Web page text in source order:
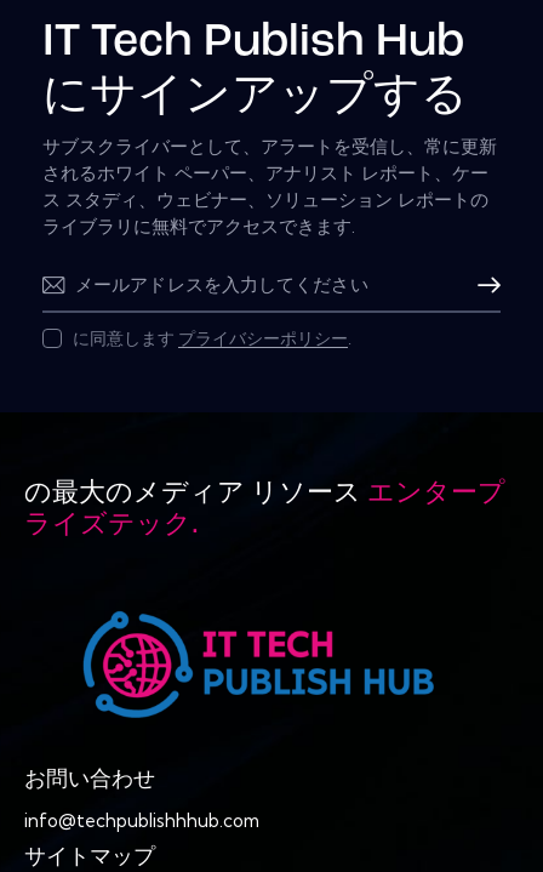
IT Tech Publish Hub
にサインアップする
サブスクライバーとして、アラートを受信し、常に更新
されるホワイト ペーパー、アナリスト レポート、ケー
ス スタディ、ウェビナー、ソリューション レポートの
ライブラリに無料でアクセスできます.
購読
に同意します プライバシーポリシー.
の最大のメディア リソース エンタープ
ライズテック.
お問い合わせ
info@techpublishhhub.com
サイトマップ